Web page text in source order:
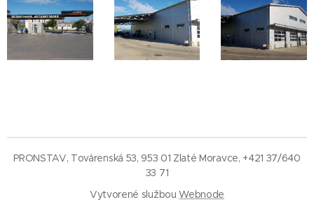
PRONSTAV, Továrenská 53, 953 01 Zlaté Moravce, +421 37/640
33 71
Vytvorené službouWebnode